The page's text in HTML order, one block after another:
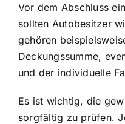
Vor dem Abschluss
sollten Autobesitzer
gehören
Deckungssumme,
und der individuelle
Es ist wichtig, die
sorgfältig zu prüfen.